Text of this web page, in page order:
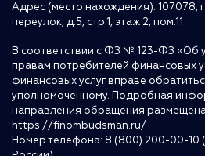
Адрес (место нахождения): 107078,
переулок, д.5, стр.1, этаж 2, пом.11
В соответствии с ФЗ № 123-ФЗ «Об
правам потребителей финансовых
финансовых услуг вправе
уполномоченному. Подробная
направления обращения
https://finombudsman.ru/
Номер телефона: 8 (800) 200-00-10